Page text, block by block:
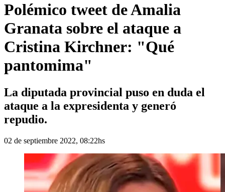
Polémico tweet de Amalia
Granata sobre el ataque a
Cristina Kirchner: "Qué
pantomima"
La diputada provincial puso en duda el
ataque a la expresidenta y generó
repudio.
02 de septiembre 2022, 08:22hs